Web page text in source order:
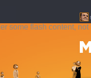
some flash content, not